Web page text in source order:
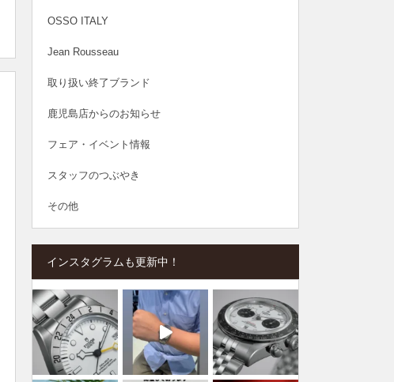
OSSO ITALY
Jean Rousseau
取り扱い終了ブランド
鹿児島店からのお知らせ
フェア・イベント情報
スタッフのつぶやき
その他
インスタグラムも更新中！